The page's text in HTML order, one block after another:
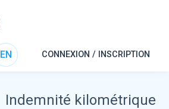
EN CONNEXION / INSCRIPTION
Indemnité kilométrique